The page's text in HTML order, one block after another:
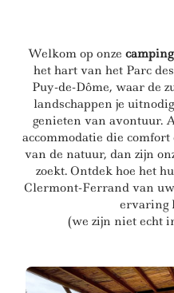
Welkom op onze
het hart van het Parc
Puy-de-Dôme, waar de
landschappen je
genieten van avontuur.
accommodatie die
van de natuur, dan zijn
zoekt. Ontdek hoe het
Clermont-Ferrand van
ervaring
(we zijn niet echt